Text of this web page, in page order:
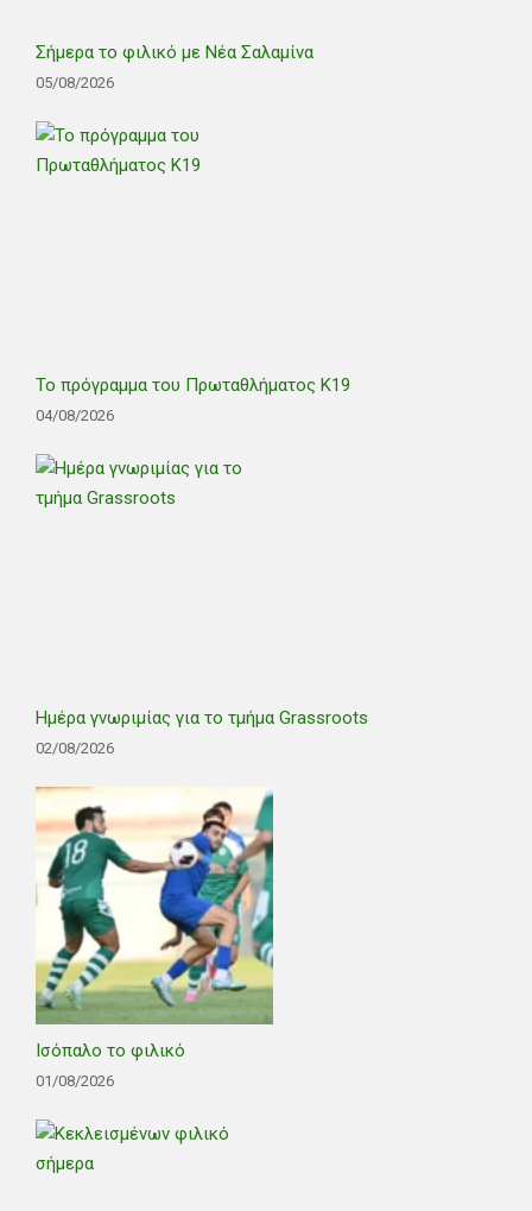
Σήμερα το φιλικό με Νέα Σαλαμίνα
05/08/2026
Το πρόγραμμα του Πρωταθλήματος Κ19
04/08/2026
Ημέρα γνωριμίας για το τμήμα Grassroots
02/08/2026
Ισόπαλο το φιλικό
01/08/2026